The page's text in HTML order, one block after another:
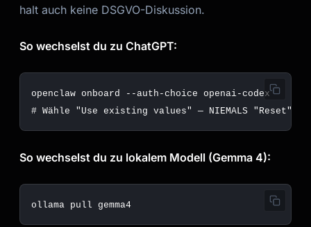
halt auch keine DSGVO-Diskussion.
So wechselst du zu ChatGPT:
# Wähle "Use existing values" — NIEMALS "Reset"!
So wechselst du zu lokalem Modell (Gemma 4):